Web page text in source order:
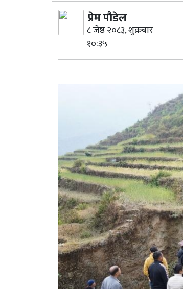
प्रेम पाैडेल
८ जेष्ठ २०८३, शुक्रबार
१०:३५